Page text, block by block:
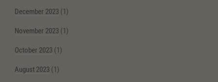
December 2023 (1)
November 2023 (1)
October 2023 (1)
August 2023 (1)